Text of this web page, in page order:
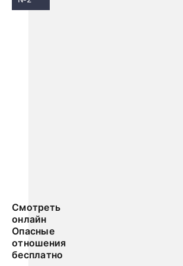
Смотреть
онлайн
Опасные
отношения
бесплатно